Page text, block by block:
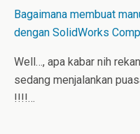
Bagaimana membuat
dengan SolidWorks
Well…, apa kabar nih
sedang menjalankan
!!!!…